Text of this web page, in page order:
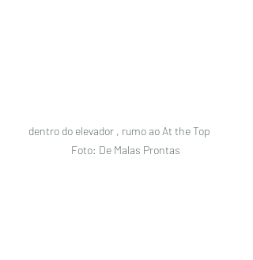
dentro do elevador , rumo ao At the Top
Foto: De Malas Prontas